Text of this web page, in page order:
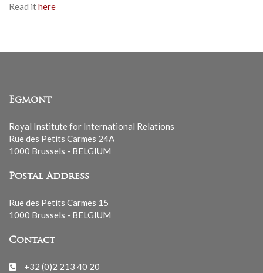
Read ithere
Egmont
Royal Institute for International Relations
Rue des Petits Carmes 24A
1000 Brussels - BELGIUM
Postal Address
Rue des Petits Carmes 15
1000 Brussels - BELGIUM
Contact
+32 (0)2 213 40 20